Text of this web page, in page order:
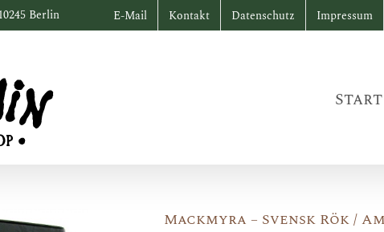
Berlin E-Mail Kontakt Datenschutz Impressum
Start
Mackmyra – Svensk Rök /